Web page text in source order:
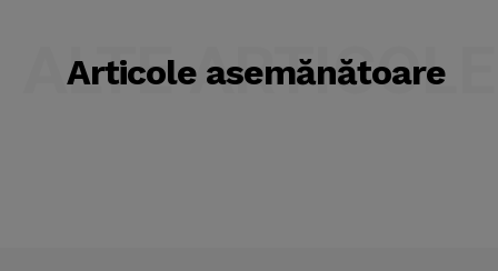
Articole asemănătoare
ALTE ARTICOLE